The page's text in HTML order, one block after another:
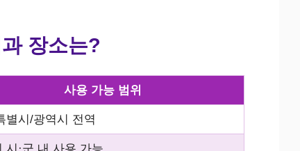
장소는?
사용 가능 범위
별시/광역시 전역